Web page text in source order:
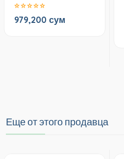
979,200 сум
Еще от этого продавца